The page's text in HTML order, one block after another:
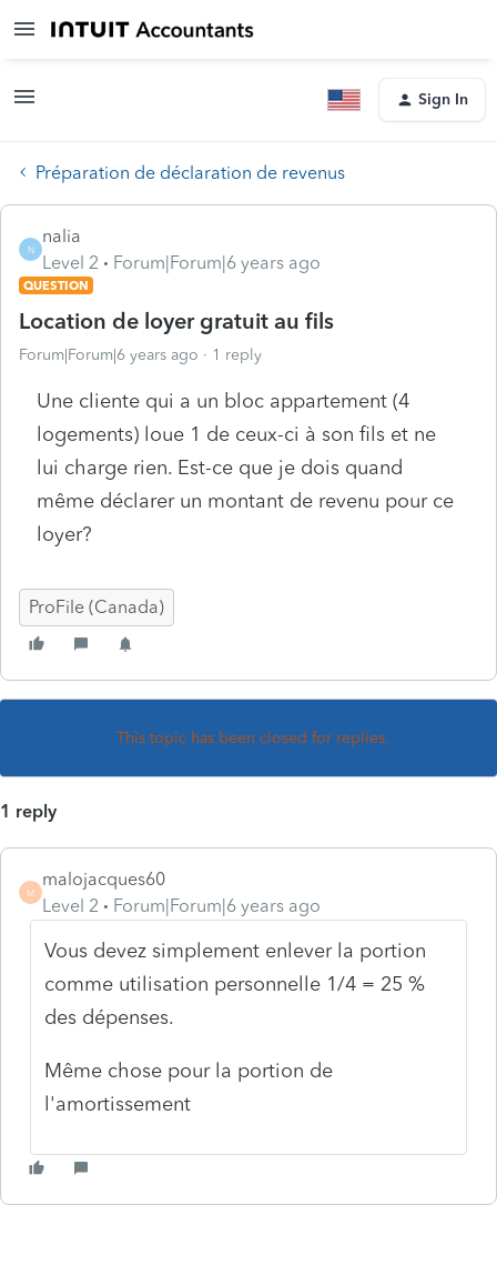
Sign In
Préparation de déclaration de revenus
N
nalia
Level 2
Forum|Forum|6 years ago
QUESTION
Location de loyer gratuit au fils
Forum|Forum|6 years ago 1 reply
Une cliente qui a un bloc appartement (4
logements) loue 1 de ceux-ci à son fils et ne
lui charge rien. Est-ce que je dois quand
même déclarer un montant de revenu pour ce
loyer?
ProFile (Canada)
This topic has been closed for replies.
1 reply
M
malojacques60
Level 2
Forum|Forum|6 years ago
Vous devez simplement enlever la portion
comme utilisation personnelle 1/4 = 25 %
des dépenses.
Même chose pour la portion de
l'amortissement